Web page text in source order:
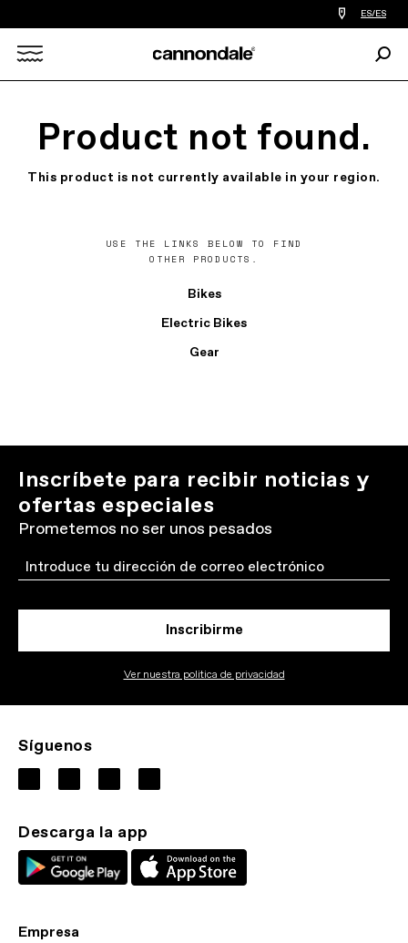
Encontrar
tiedas
bicicletas
de
ES/ES
Product not found.
This product is not currently available in your region.
USE THE LINKS BELOW TO FIND
OTHER PRODUCTS.
Bikes
Electric Bikes
Gear
Inscríbete para recibir noticias y
ofertas especiales
Prometemos no ser unos pesados
Email
Inscribirme
Ver nuestra politica de privacidad
Síguenos
Descarga la app
Empresa